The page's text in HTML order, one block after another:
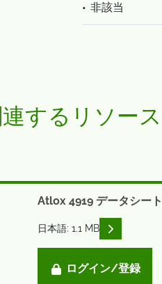
非該当
するリソース
Atlox 4919 データシート
日本語: 1.1 MB READ
ログイン/登録